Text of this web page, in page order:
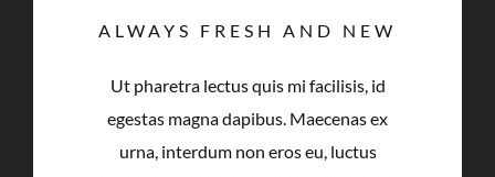
ALWAYS FRESH AND NEW
Ut pharetra lectus quis mi facilisis, id
egestas magna dapibus. Maecenas ex
urna, interdum non eros eu, luctus